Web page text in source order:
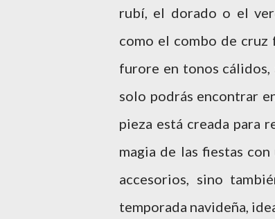
rubí, el dorado o el
como el combo de
furore en tonos cálidos,
solo podrás encontrar
pieza está creada para
magia de las fiestas
accesorios, sino
temporada navideña,